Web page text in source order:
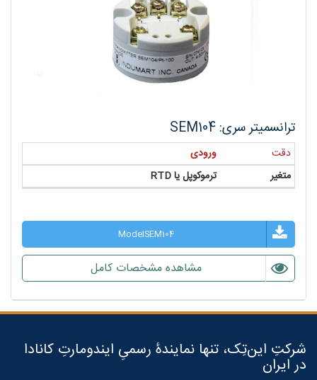
ترانسمیتر سری: SEM104
دقت
ورودی
متغیر
ترموکوپل یا RTD
ModelSEM104
مشاهده مشخصات کامل
شرکتِ این‌تِک، تنها نمایندۀ رسمیِ ایندومارتِ کانادا
در ایران